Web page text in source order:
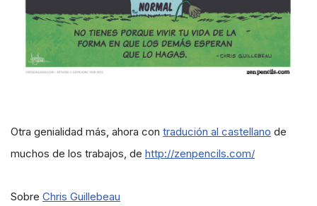
Otra genialidad más, ahora con tradución al castellano de
muchos de los trabajos, de http://zenpencils.com/
Sobre Chris Guillebeau